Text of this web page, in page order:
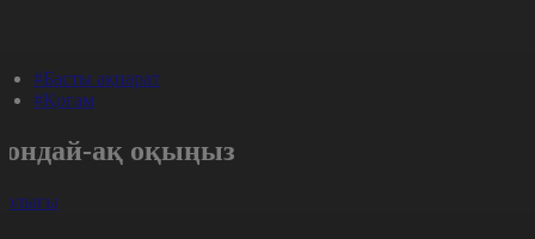
#Басты ақпарат
#Қоғам
ақ оқыңыз